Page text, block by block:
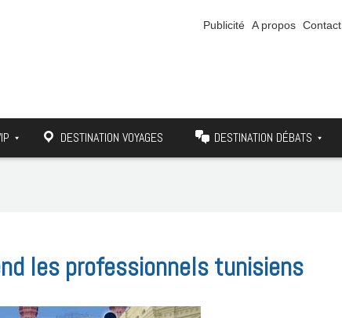
Publicité A propos Contact
DESTINATION VOYAGES DESTINATION DÉBATS
les professionnels tunisiens